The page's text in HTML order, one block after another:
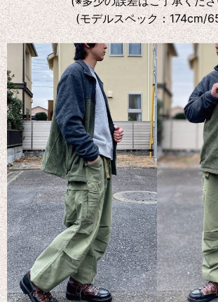
(モデルスペック：174cm/